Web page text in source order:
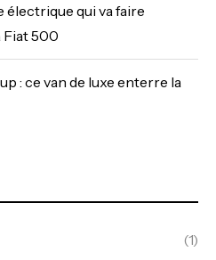
électrique qui va faire
Fiat 500
: ce van de luxe enterre la
(1)